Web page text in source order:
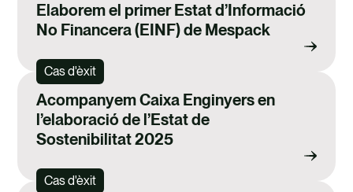
Elaborem el primer Estat d’Informació
No Financera (EINF) de Mespack
Cas d'èxit
Acompanyem Caixa Enginyers en
l’elaboració de l’Estat de
Sostenibilitat 2025
Cas d'èxit